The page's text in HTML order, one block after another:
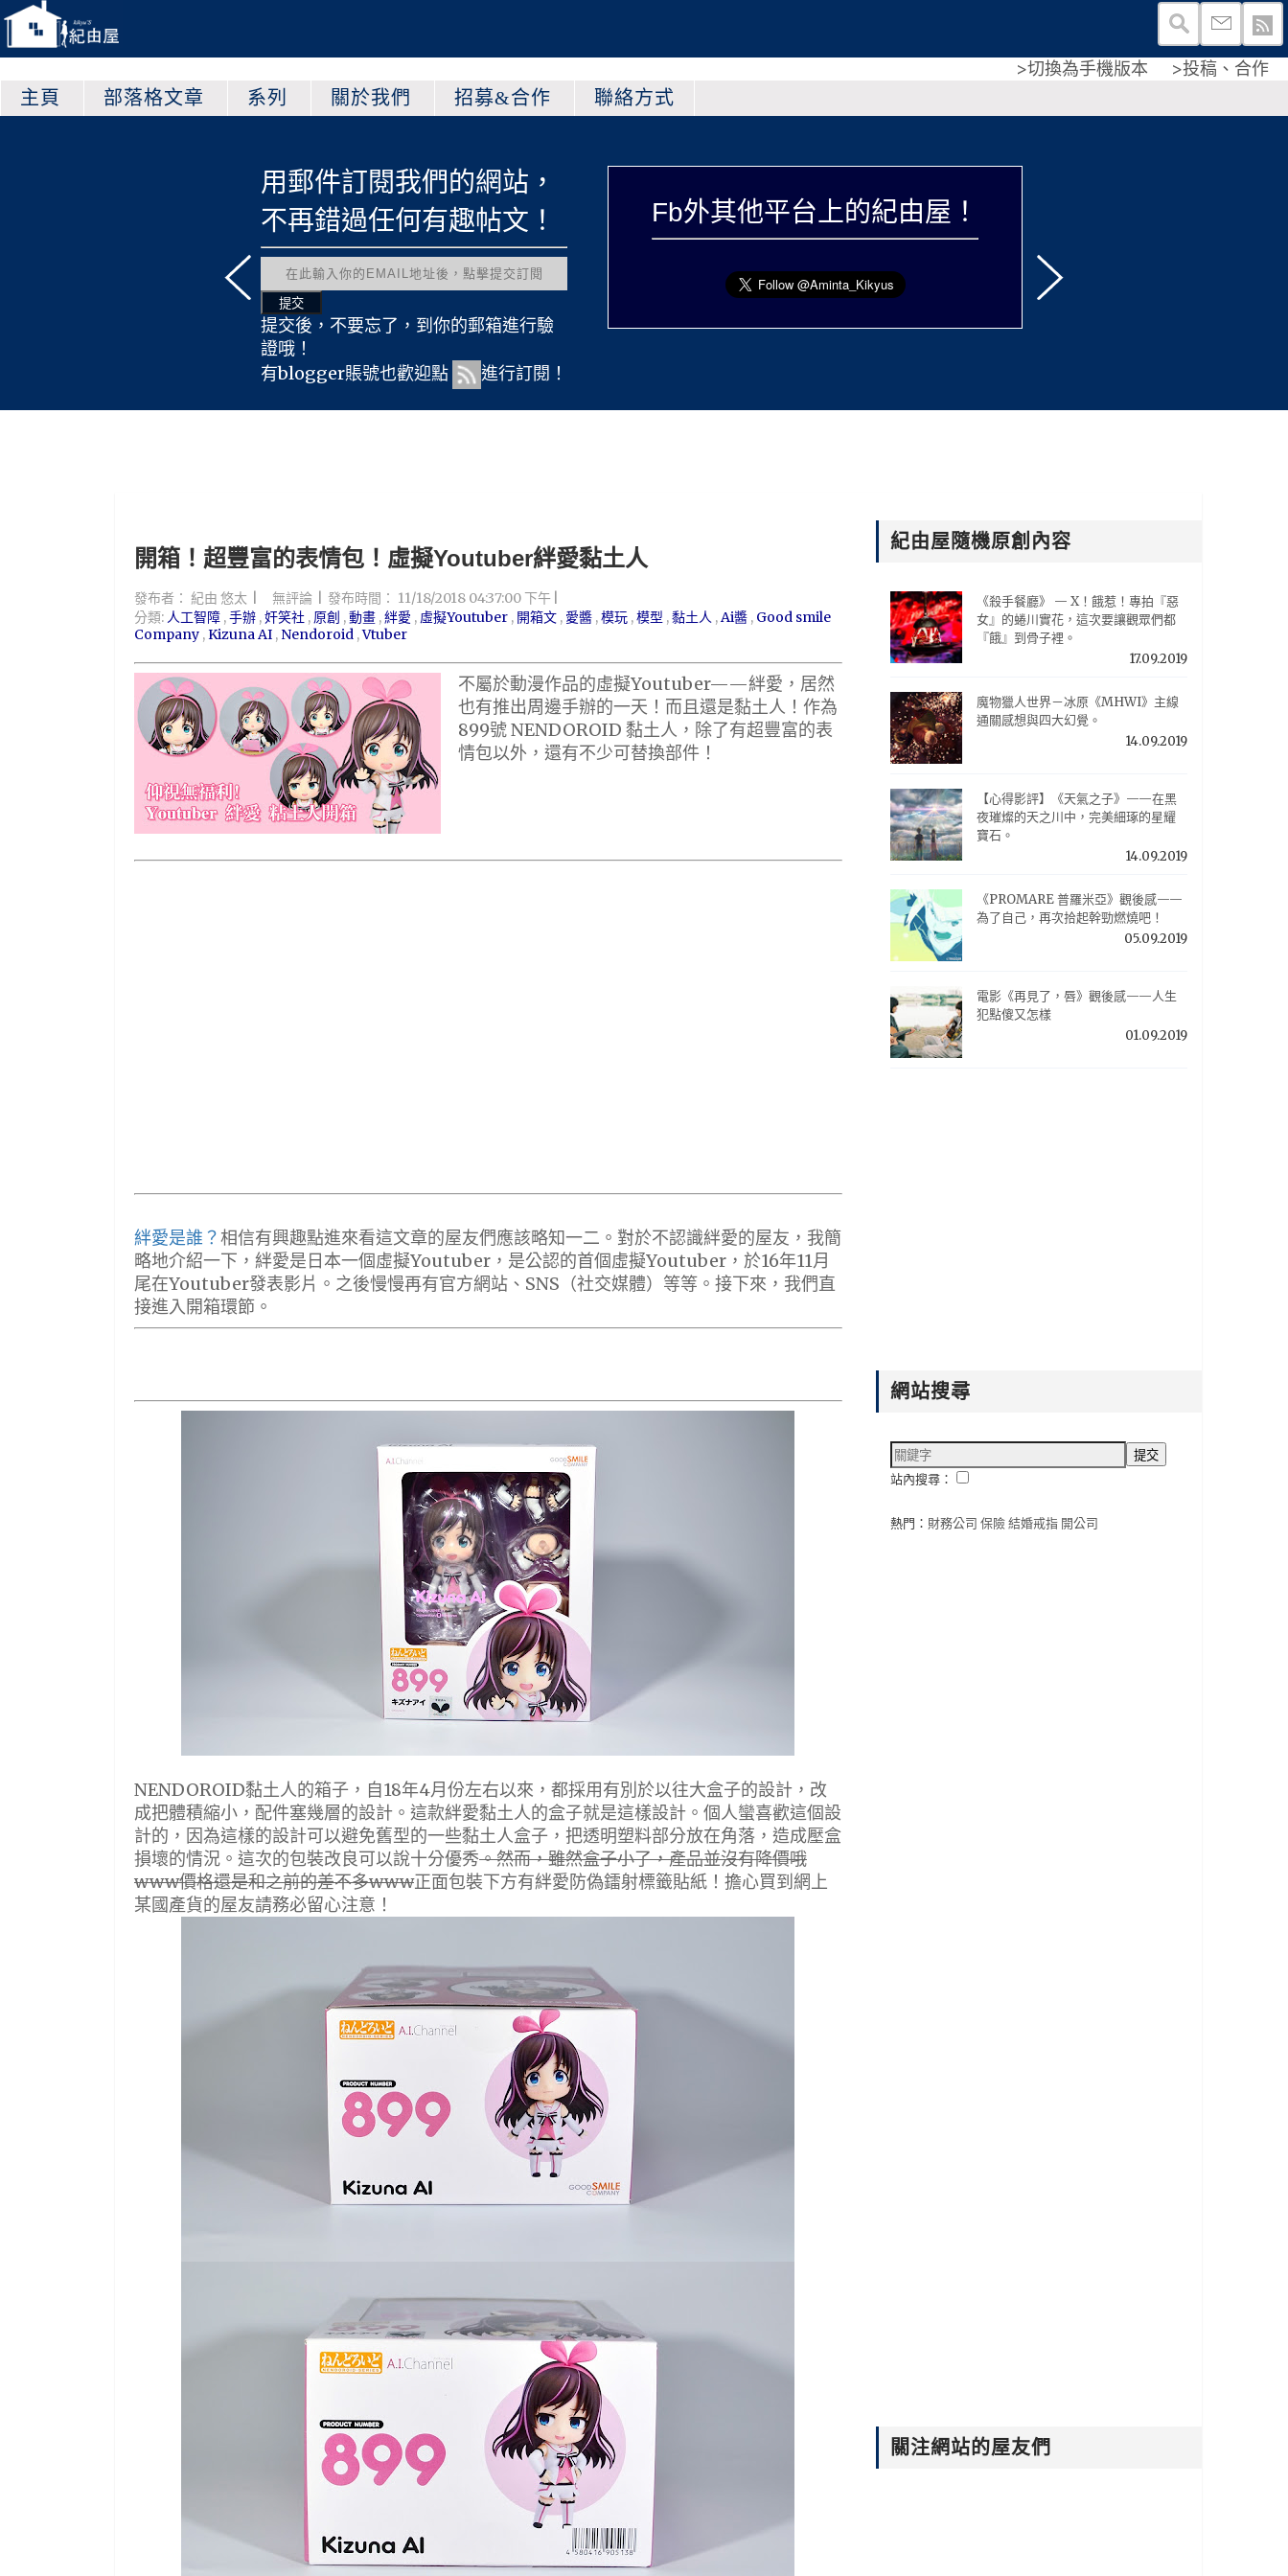
>切換為手機版本 >投稿、合作
主頁 部落格文章 系列 關於我們 招募&合作 聯絡方式
用郵件訂閱我們的網站，
不再錯過任何有趣帖文！
提交後，不要忘了，到你的郵箱進行驗
證哦！
有blogger賬號也歡迎點
進行訂閱！
Fb外其他平台上的紀由屋！
開箱！超豐富的表情包！虛擬Youtuber絆愛黏土人
發布者： 紀由 悠太 無評論 發布時間： 11/18/2018 04:37:00 下午
分類: 人工智障 ,手辦 ,奸笑社 , 原創 ,動畫 ,絆愛 , 虛擬Youtuber , 開箱文 , 愛醬 ,模玩 ,模型 ,黏土人 ,Ai醬 , Good smile
Company ,Kizuna AI , Nendoroid ,Vtuber
不屬於動漫作品的虛擬Youtuber——絆愛，居然
也有推出周邊手辦的一天！而且還是黏土人！作為
899號 NENDOROID 黏土人，除了有超豐富的表
情包以外，還有不少可替換部件！
絆愛是誰？相信有興趣點進來看這文章的屋友們應該略知一二。對於不認識絆愛的屋友，我簡
略地介紹一下，絆愛是日本一個虛擬Youtuber，是公認的首個虛擬Youtuber，於16年11月
尾在Youtuber發表影片。之後慢慢再有官方網站、SNS（社交媒體）等等。接下來，我們直
接進入開箱環節。
NENDOROID黏土人的箱子，自18年4月份左右以來，都採用有別於以往大盒子的設計，改
成把體積縮小，配件塞幾層的設計。這款絆愛黏土人的盒子就是這樣設計。個人蠻喜歡這個設
計的，因為這樣的設計可以避免舊型的一些黏土人盒子，把透明塑料部分放在角落，造成壓盒
損壞的情況。這次的包裝改良可以說十分優秀。然而，雖然盒子小了，產品並沒有降價哦
www價格還是和之前的差不多www正面包裝下方有絆愛防偽鐳射標籤貼紙！擔心買到網上
某國產貨的屋友請務必留心注意！
紀由屋隨機原創內容
《殺手餐廳》 — X！餓惹！專拍『惡
女』的蜷川實花，這次要讓觀眾們都
『餓』到骨子裡。
17.09.2019
魔物獵人世界－冰原《MHWI》主線
通關感想與四大幻覺。
14.09.2019
【心得影評】《天氣之子》——在黑
夜璀燦的天之川中，完美細琢的星耀
寶石。
14.09.2019
《PROMARE 普羅米亞》觀後感——
為了自己，再次拾起幹勁燃燒吧！
05.09.2019
電影《再見了，唇》觀後感——人生
犯點傻又怎樣
01.09.2019
網站搜尋
站內搜尋：
熱門： 財務公司 保險結婚戒指 開公司
關注網站的屋友們